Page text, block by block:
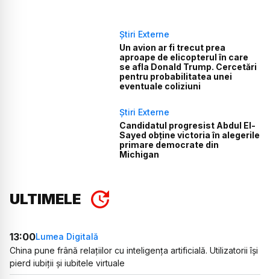
Știri Externe
Un avion ar fi trecut prea
aproape de elicopterul în care
se afla Donald Trump. Cercetări
pentru probabilitatea unei
eventuale coliziuni
Știri Externe
Candidatul progresist Abdul El-
Sayed obține victoria în alegerile
primare democrate din
Michigan
ULTIMELE
13:00Lumea Digitală
China pune frână relațiilor cu inteligența artificială. Utilizatorii își
pierd iubiții și iubitele virtuale